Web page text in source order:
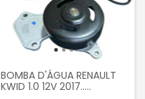
BOMBA D'ÁGUA RENAULT
KWID 1.0 12V 2017..